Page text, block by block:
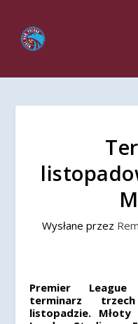
Wysłane przez
Premier League
terminarz
listopadzie.